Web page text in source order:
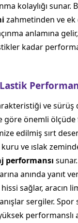
kolaylığı sunar.
zahmetinden ve
anlamına
kadar
ve sürüş
önemli ölçüde
edilmiş sırt
ve ıslak
performansı
anında yanıt
sağlar, aracın
sergiler. Spor
performanslı